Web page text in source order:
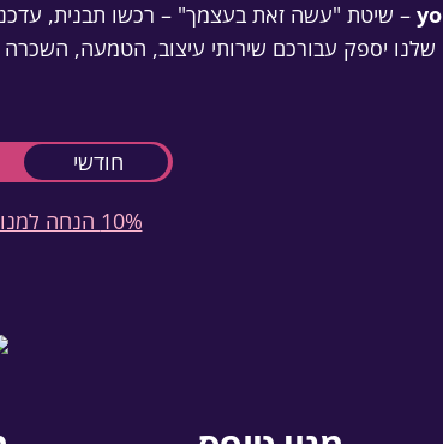
– שיטת "עשה זאת בעצמך" – רכשו תבנית, עדכנו
שלנו יספק עבורכם שירותי עיצוב, הטמעה,
חודשי
10% הנחה למנוי שנתי!